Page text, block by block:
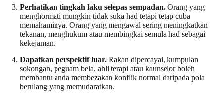
Perhatikan tingkah laku selepas sempadan. Orang yang
menghormati mungkin tidak suka had tetapi tetap cuba
memahaminya. Orang yang mengawal sering meningkatkan
tekanan, menghukum atau membingkai semula had sebagai
kekejaman.
Dapatkan perspektif luar. Rakan dipercayai, kumpulan
sokongan, peguam bela, ahli terapi atau kaunselor boleh
membantu anda membezakan konflik normal daripada pola
berulang yang memudaratkan.